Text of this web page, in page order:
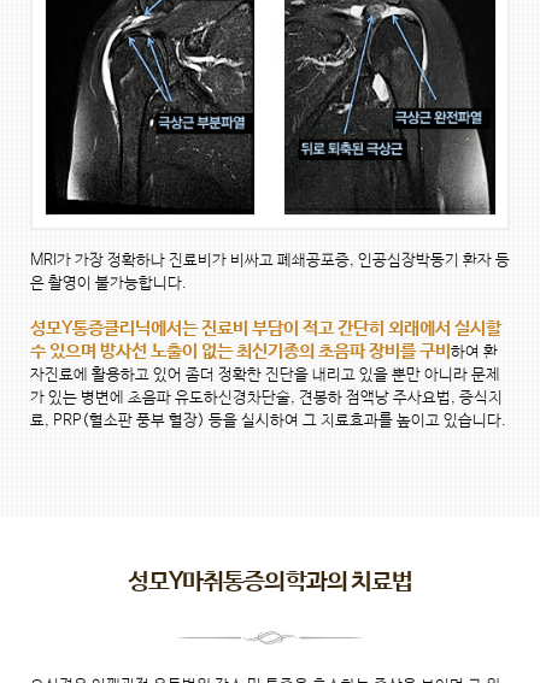
MRI가 가장 정확하나 진료비가 비싸고 폐쇄공포증, 인공심장박동기 환자 등
은 촬영이 불가능합니다.
성모Y통증클리닉에서는 진료비 부담이 적고 간단히 외래에서 실시할
수 있으며 방사선 노출이 없는 최신기종의 초음파 장비를 구비 하여 환
자진료에 활용하고 있어 좀더 정확한 진단을 내리고 있을 뿐만 아니라 문제
가 있는 병변에 초음파 유도하신경차단술, 견봉하 점액낭 주사요법, 증식치
료, PRP(혈소판 풍부 혈장) 등을 실시하여 그 치료효과를 높이고 있습니다.
성모Y마취통증의학과의 치료법